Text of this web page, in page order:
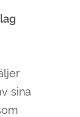
sina